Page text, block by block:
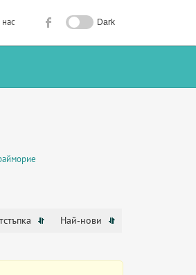
нас Dark
Най-нови